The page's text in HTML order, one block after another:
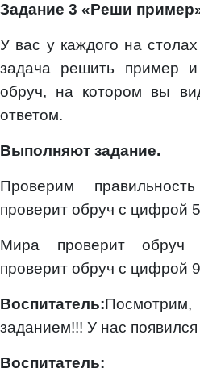
Задание 3 «Реши
У вас у каждого на
задача решить пример
обруч, на котором вы
ответом.
Выполняют задание.
Проверим
проверит обруч с цифрой
Мира проверит
проверит обруч с цифрой
Воспитатель:
заданием!!! У нас
Воспитатель: